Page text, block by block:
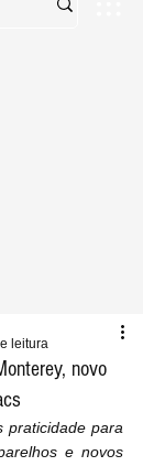
novo
leitura
praticidade para
e novos